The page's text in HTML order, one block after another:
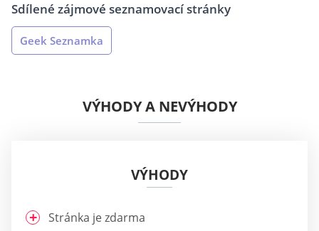
Sdílené zájmové seznamovací stránky
Geek Seznamka
VÝHODY A NEVÝHODY
VÝHODY
Stránka je zdarma